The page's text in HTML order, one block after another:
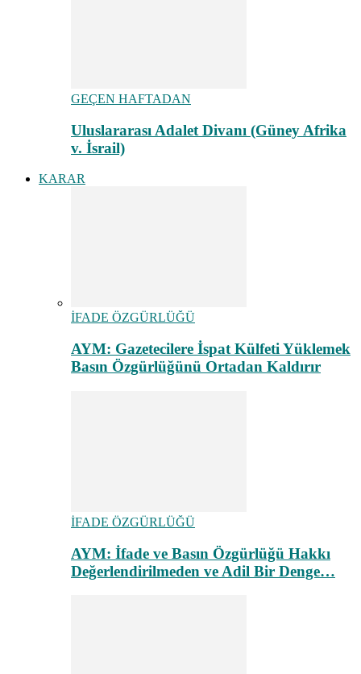
GEÇEN HAFTADAN
Uluslararası Adalet Divanı (Güney Afrika
v. İsrail)
KARAR
İFADE ÖZGÜRLÜĞÜ
AYM: Gazetecilere İspat Külfeti Yüklemek
Basın Özgürlüğünü Ortadan Kaldırır
İFADE ÖZGÜRLÜĞÜ
AYM: İfade ve Basın Özgürlüğü Hakkı
Değerlendirilmeden ve Adil Bir Denge…